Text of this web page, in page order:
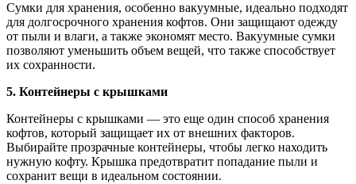
Сумки для хранения, особенно вакуумные, идеально подходят
для долгосрочного хранения кофтов. Они защищают одежду
от пыли и влаги, а также экономят место. Вакуумные сумки
позволяют уменьшить объем вещей, что также способствует
их сохранности.
5. Контейнеры с крышками
Контейнеры с крышками — это еще один способ хранения
кофтов, который защищает их от внешних факторов.
Выбирайте прозрачные контейнеры, чтобы легко находить
нужную кофту. Крышка предотвратит попадание пыли и
сохранит вещи в идеальном состоянии.